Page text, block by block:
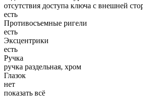
отсутствия доступа ключа с внешней
есть
Противосъемные ригели
есть
Эксцентрики
есть
Ручка
ручка раздельная, хром
Глазок
нет
показать всё